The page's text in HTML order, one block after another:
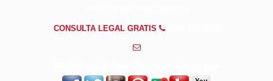
CONSULTA LEGAL GRATIS